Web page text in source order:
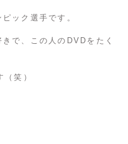
ック選手です。
で、この人のDVDをたく
笑）